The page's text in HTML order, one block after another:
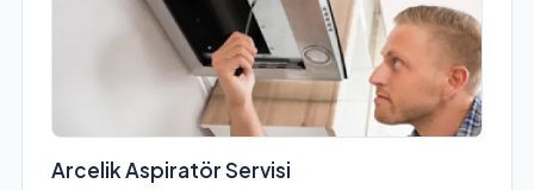
Arcelik Aspiratör Servisi